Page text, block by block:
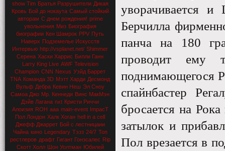
show Tim Братья Разрушители Дикая
Кровь Бой до нокаута Самый стойкий
авторам С днем рождения! prime
увольнения Миз Биография
биографии Кен Шамрок PPV Путь
Наверх Подземелье Искусств
Интервью http://vsplanet.net/ Shimmer
Серена Хаски Харрис Билли Ганн
Larry King Live AWF Television
Champion CNN Nexus Уэйд Баррет
TNA Команда 3D Мэтт Харди Десмонд
Вульф Дебра Кевин Неш Эл Сноу
Самоа Джо Мр. Кеннеди Винс МакМэн
Дэйв Лагана nxt Кристи Риччи
Алоизия ROH aaa main-event ImpacT
Пол Лондон Халк Хоган hell in a cell
Джефф Джаррет Бой с лестницаии
Чайна кино Legendary Тэзз 24/7 Топ
рестлеров драфт Гигант Гонзсалес Rip
Скотт Холл Шон Уолтман Юбилей
уворачивается
Берчилла
панча на 180
проводит ему
поднимающегося
спайнбастер
бросается на
затылок и
Пол врезается в